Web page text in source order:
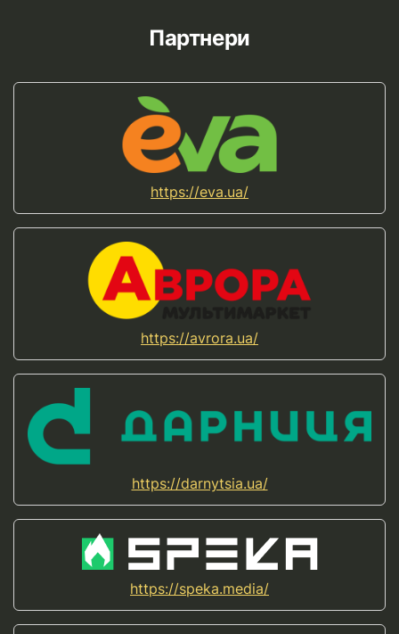
Партнери
https://eva.ua/
https://avrora.ua/
https://darnytsia.ua/
https://speka.media/